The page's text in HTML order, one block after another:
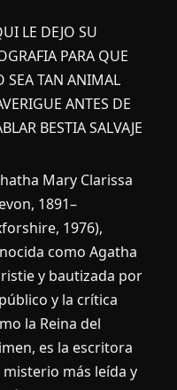
LE DEJO SU
PARA QUE
SEA TAN ANIMAL
ANTES DE
BESTIA SALVAJE
Mary Clarissa
1891–
1976),
como Agatha
y bautizada por
y la crítica
la Reina del
es la escritora
misterio más leída y